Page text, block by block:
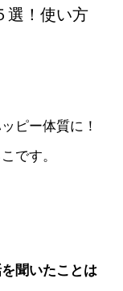
選！使い方
ピー体質に！
です。
聞いたことは